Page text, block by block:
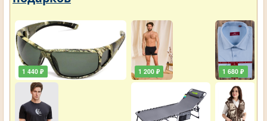
1 440 ₽ 1 200 ₽ 1 680 ₽